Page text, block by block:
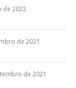
de 2022
de 2021
de 2021